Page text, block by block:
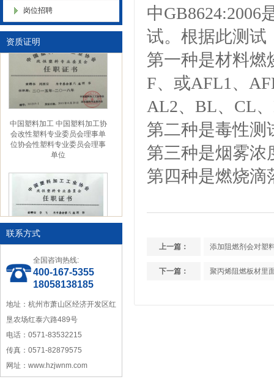
岗位招聘
资质证明
金微纳米（杭州）有限公司搬
新址
中国塑料加工 中国塑料加工协
会改性塑料专业委员会理事单
位协会性塑料专业委员会理事
单位
宁波塑料行业优秀供应商
联系方式
全国咨询热线:
400-167-5355
18058138185
地址：杭州市萧山区经济开发区红
垦农场红泰六路489号
电话：0571-83532215
传真：0571-82879575
网址：www.hzjwnm.com
中
试。根据此测试
第一种是材料燃
F、或AFL1、
AL2、BL、CL
第二种是毒性测
第三种是烟雾浓
第四种是燃烧滴
上一篇： 添加阻燃剂会对塑
下一篇： 聚丙烯阻燃板材里